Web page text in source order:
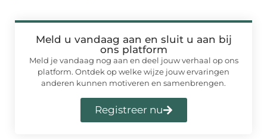
Meld u vandaag aan en sluit u aan bij
ons platform
Meld je vandaag nog aan en deel jouw verhaal op ons
platform. Ontdek op welke wijze jouw ervaringen
anderen kunnen motiveren en samenbrengen.
Registreer nu